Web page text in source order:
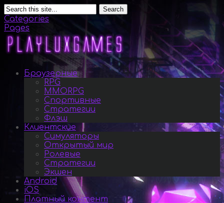
Search
Categories
Pages
Браузерные
RPG
MMORPG
Спортивные
Стратегии
Флэш
Клиентские
Симуляторы
Открытый мир
Ролевые
Стратегии
Экшен
Android
iOS
Платный контент